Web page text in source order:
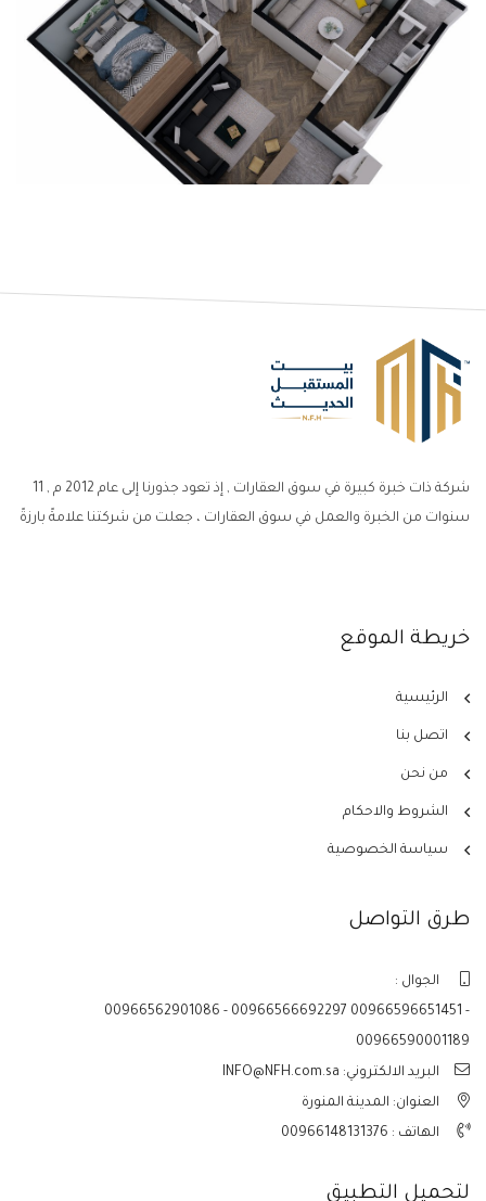
شركة ذات خبرة كبيرة في سوق العقارات , إذ تعود جذورنا إلى عام 2012 م , 11
سنوات من الخبرة والعمل في سوق العقارات ، جعلت من شركتنا علامةً بارزةً
خريطة الموقع
الرئيسية
اتصل بنا
من نحن
الشروط والاحكام
سياسة الخصوصية
طرق التواصل
الجوال :
00966562901086 - 00966566692297 00966596651451 -
00966590001189
البريد الالكتروني: INFO@NFH.com.sa
العنوان: المدينة المنورة
الهاتف : 00966148131376
لتحميل التطبيق